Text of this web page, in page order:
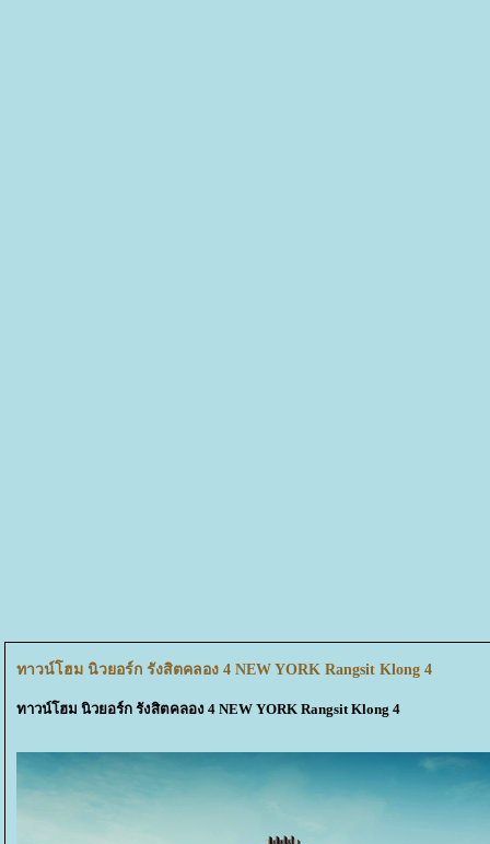
ทาวน์โฮม นิวยอร์ก รังสิตคลอง 4 NEW YORK Rangsit Klong 4
ทาวน์โฮม นิวยอร์ก รังสิตคลอง 4 NEW YORK Rangsit Klong 4